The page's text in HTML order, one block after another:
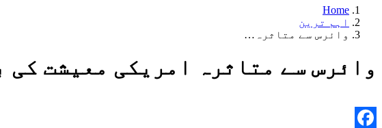
Home
اہم ترین
وائرس سے متاثرہ…
وائرس سے متاثرہ امریکی معیشت